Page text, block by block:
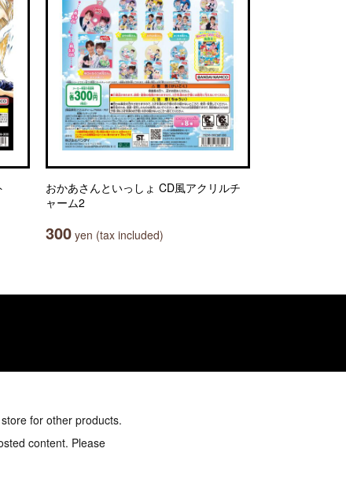
おかあさんといっしょ CD風アクリルチ
ャーム2
300 yen (tax included)
for other products.
content. Please